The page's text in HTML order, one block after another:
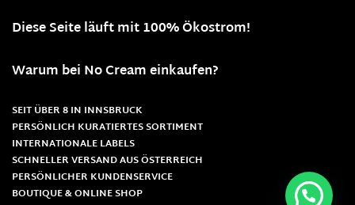
Diese Seite läuft mit 100% Ökostrom!
Warum bei No Cream einkaufen?
SEIT ÜBER 8 IN INNSBRUCK
PERSÖNLICH KURATIERTES SORTIMENT
INTERNATIONALE LABELS
SCHNELLER VERSAND AUS ÖSTERREICH
PERSÖNLICHER KUNDENSERVICE
BOUTIQUE & ONLINE SHOP